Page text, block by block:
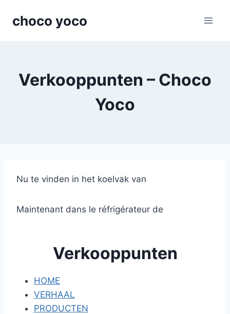
choco yoco
Verkooppunten – Choco
Yoco
Nu te vinden in het koelvak van
Maintenant dans le réfrigérateur de
Verkooppunten
HOME
VERHAAL
PRODUCTEN